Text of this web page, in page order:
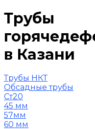
Трубы
в Казани
Трубы НКТ
Обсадные трубы
Ст20
45 мм
57мм
60 мм